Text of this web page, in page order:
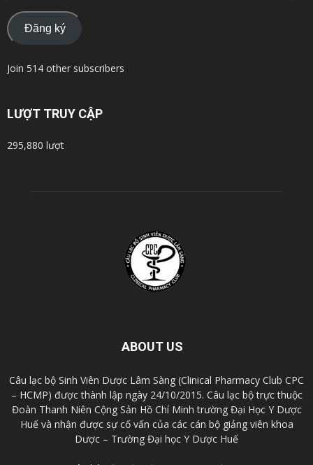
Đăng ký
Join 514 other subscribers
LƯỢT TRUY CẬP
295,880 lượt
ABOUT US
Câu lạc bộ Sinh Viên Dược Lâm Sàng (Clinical Pharmacy Club CPC
– HCMP) được thành lập ngày 24/10/2015. Câu lạc bộ trực thuộc
Đoàn Thanh Niên Cộng Sản Hồ Chí Minh trường Đại Học Y Dược
Huế và nhận được sự cố vấn của các cán bộ giảng viên khoa
Dược – Trường Đại học Y Dược Huế